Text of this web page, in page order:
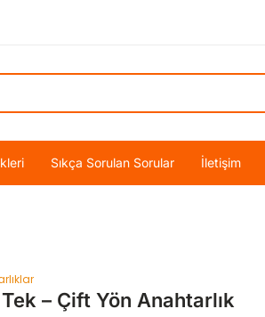
Sıkça Sorulan Sorular İletişim
– Çift Yön Anahtarlık